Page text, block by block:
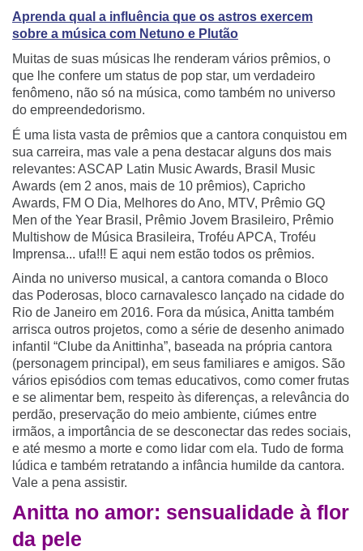
Aprenda qual a influência que os astros exercem
sobre a música com Netuno e Plutão
Muitas de suas músicas lhe renderam vários prêmios, o
que lhe confere um status de pop star, um verdadeiro
fenômeno, não só na música, como também no universo
do empreendedorismo.
É uma lista vasta de prêmios que a cantora conquistou em
sua carreira, mas vale a pena destacar alguns dos mais
relevantes: ASCAP Latin Music Awards, Brasil Music
Awards (em 2 anos, mais de 10 prêmios), Capricho
Awards, FM O Dia, Melhores do Ano, MTV, Prêmio GQ
Men of the Year Brasil, Prêmio Jovem Brasileiro, Prêmio
Multishow de Música Brasileira, Troféu APCA, Troféu
Imprensa... ufa!!! E aqui nem estão todos os prêmios.
Ainda no universo musical, a cantora comanda o Bloco
das Poderosas, bloco carnavalesco lançado na cidade do
Rio de Janeiro em 2016. Fora da música, Anitta também
arrisca outros projetos, como a série de desenho animado
infantil “Clube da Anittinha”, baseada na própria cantora
(personagem principal), em seus familiares e amigos. São
vários episódios com temas educativos, como comer frutas
e se alimentar bem, respeito às diferenças, a relevância do
perdão, preservação do meio ambiente, ciúmes entre
irmãos, a importância de se desconectar das redes sociais,
e até mesmo a morte e como lidar com ela. Tudo de forma
lúdica e também retratando a infância humilde da cantora.
Vale a pena assistir.
Anitta no amor: sensualidade à flor
da pele